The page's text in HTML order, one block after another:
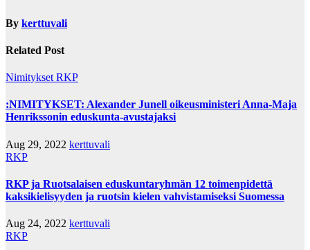
By kerttuvali
Related Post
Nimitykset RKP
:NIMITYKSET: Alexander Junell oikeusministeri Anna-Maja
Henrikssonin eduskunta-avustajaksi
Aug 29, 2022 kerttuvali
RKP
RKP ja Ruotsalaisen eduskuntaryhmän 12 toimenpidettä
kaksikielisyyden ja ruotsin kielen vahvistamiseksi Suomessa
Aug 24, 2022 kerttuvali
RKP